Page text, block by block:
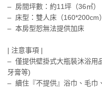
– 房間坪數：約11坪（36㎡）
– 床型：雙人床（160*200cm
– 本房型恕無法提供加床
| 注意事項 |
– 僅提供壁掛式大瓶裝沐浴用
牙膏等)
– 續住『不提供』浴巾、毛巾